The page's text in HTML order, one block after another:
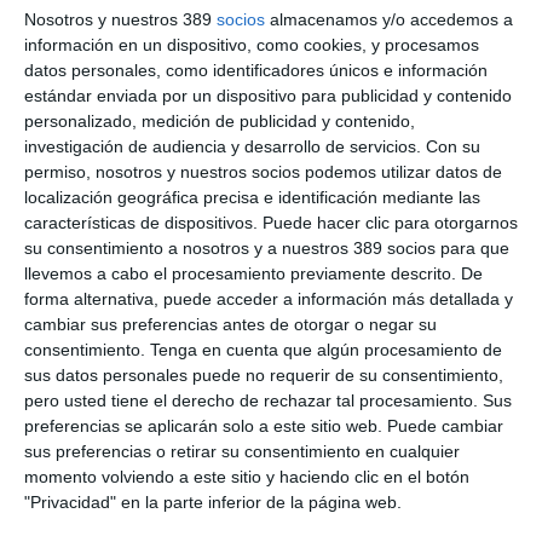
Nosotros y nuestros 389 socios almacenamos y/o accedemos a
información en un dispositivo, como cookies, y procesamos
datos personales, como identificadores únicos e información
estándar enviada por un dispositivo para publicidad y contenido
personalizado, medición de publicidad y contenido,
investigación de audiencia y desarrollo de servicios. Con su
permiso, nosotros y nuestros socios podemos utilizar datos de
localización geográfica precisa e identificación mediante las
características de dispositivos. Puede hacer clic para otorgarnos
su consentimiento a nosotros y a nuestros 389 socios para que
llevemos a cabo el procesamiento previamente descrito. De
forma alternativa, puede acceder a información más detallada y
cambiar sus preferencias antes de otorgar o negar su
consentimiento. Tenga en cuenta que algún procesamiento de
sus datos personales puede no requerir de su consentimiento,
pero usted tiene el derecho de rechazar tal procesamiento. Sus
preferencias se aplicarán solo a este sitio web. Puede cambiar
sus preferencias o retirar su consentimiento en cualquier
momento volviendo a este sitio y haciendo clic en el botón
"Privacidad" en la parte inferior de la página web.
CONTENIDOS PREMIUM + ASEGURANZA
69€AL AÑO
Accesoilimitado contenidos Premiumdurante 1 año
Revista Aseguranza1 año en papel + PDF
Sin compromiso de permanencia
Después73€/año
LO QUIERO
CONTENIDOS PREMIUM + ASEGURANZA
MULTIACCESO